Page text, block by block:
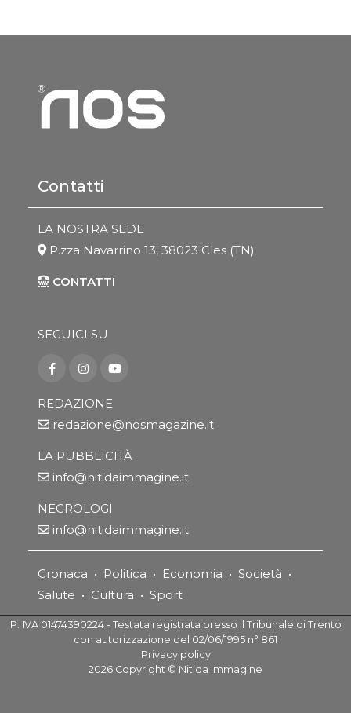
Contatti
LA NOSTRA SEDE
P.zza Navarrino 13, 38023 Cles (TN)
CONTATTI
SEGUICI SU
REDAZIONE
redazione@nosmagazine.it
LA PUBBLICITÀ
info@nitidaimmagine.it
NECROLOGI
info@nitidaimmagine.it
Cronaca • Politica • Economia • Società •
Salute • Cultura • Sport
P. IVA 01474390224 - Testata registrata presso il Tribunale di Trento
con autorizzazione del 02/06/1995 n° 861
Privacy policy
2026 Copyright © Nitida Immagine